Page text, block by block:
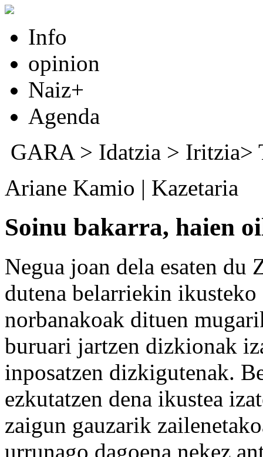
Info
opinion
Naiz+
Agenda
GARA> Idatzia > Iritzia>
Ariane Kamio | Kazetaria
Soinu bakarra, haien
Negua joan dela esaten du
dutena belarriekin
norbanakoak dituen
buruari jartzen dizkionak
inposatzen dizkigutenak.
ezkutatzen dena ikustea
zaigun gauzarik
urrunago dagoena nekez